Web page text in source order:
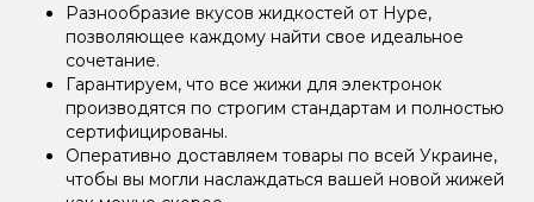
Разнообразие вкусов жидкостей от Hype,
позволяющее каждому найти свое идеальное
сочетание.
Гарантируем, что все жижи для электронок
производятся по строгим стандартам и полностью
сертифицированы.
Оперативно доставляем товары по всей Украине,
чтобы вы могли наслаждаться вашей новой жижей